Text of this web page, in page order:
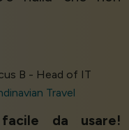
B - Head of IT
Travel
da usare!